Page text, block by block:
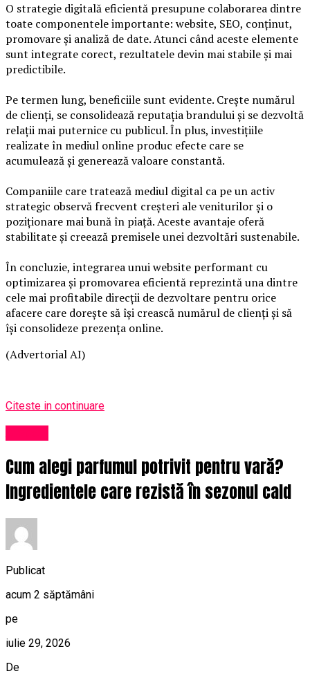
O strategie digitală eficientă presupune colaborarea dintre
toate componentele importante: website, SEO, conținut,
promovare și analiză de date. Atunci când aceste elemente
sunt integrate corect, rezultatele devin mai stabile și mai
predictibile.
Pe termen lung, beneficiile sunt evidente. Crește numărul
de clienți, se consolidează reputația brandului și se dezvoltă
relații mai puternice cu publicul. În plus, investițiile
realizate în mediul online produc efecte care se
acumulează și generează valoare constantă.
Companiile care tratează mediul digital ca pe un activ
strategic observă frecvent creșteri ale veniturilor și o
poziționare mai bună în piață. Aceste avantaje oferă
stabilitate și creează premisele unei dezvoltări sustenabile.
În concluzie, integrarea unui website performant cu
optimizarea și promovarea eficientă reprezintă una dintre
cele mai profitabile direcții de dezvoltare pentru orice
afacere care dorește să își crească numărul de clienți și să
își consolideze prezența online.
(Advertorial AI)
Citeste in continuare
Cum alegi parfumul potrivit pentru vară?
Ingredientele care rezistă în sezonul cald
Publicat
acum 2 săptămâni
pe
iulie 29, 2026
De